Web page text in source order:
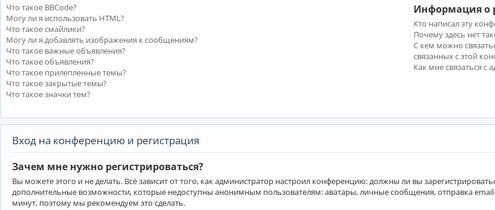
Что такое BBCode?
Могу ли я использовать HTML?
Что такое смайлики?
Могу ли я добавлять изображения к сообщениям?
Что такое важные объявления?
Что такое объявления?
Что такое прилепленные темы?
Что такое закрытые темы?
Что такое значки тем?
Информация о
Кто написал эту
Почему здесь нет
С кем можно
связанных с этой
Как мне связаться с
Вход на конференцию и регистрация
Зачем мне нужно регистрироваться?
Вы можете этого и не делать. Всё зависит от того, как администратор настроил конференцию: должны ли вы
дополнительные возможности, которые недоступны анонимным пользователям: аватары, личные сообщения, отправка email-
минут, поэтому мы рекомендуем это сделать.